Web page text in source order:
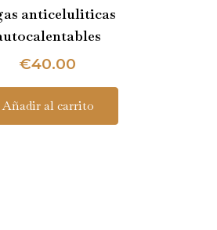
anticeluliticas
€40.00
Añadir al carrito